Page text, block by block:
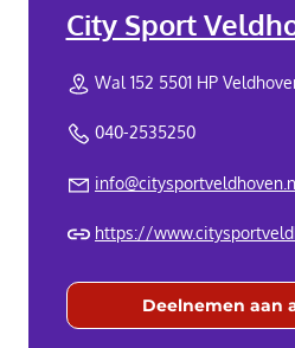
City Sport
Wal 152 5501 HP
040-2535250
https://
Deelnemen aan